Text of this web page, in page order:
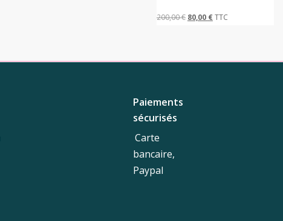
la
200,00€ Le
était :
80,00 €Le
est :
TTC
Paiements
sécurisés
Carte
bancaire,
Paypal